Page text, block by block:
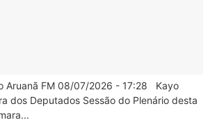
Aruanã FM 08/07/2026 - 17:28 Kayo
dos Deputados Sessão do Plenário desta